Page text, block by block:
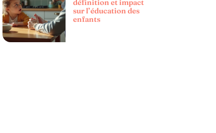
définition et impact
sur l’éducation des
enfants